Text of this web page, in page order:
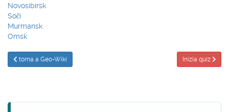
Novosibirsk
Soči
Murmansk
Omsk
torna a Geo-Wiki Inizia quiz